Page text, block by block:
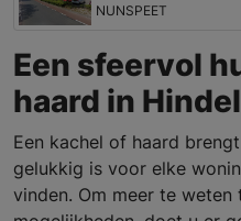
NUNSPEET
Een sfeervol
haard in
Een kachel of haard
gelukkig is voor elke
vinden. Om meer te